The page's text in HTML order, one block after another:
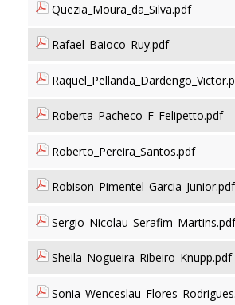
Quezia_Moura_da_Silva.pdf
Rafael_Baioco_Ruy.pdf
Roberta_Pacheco_F_Felipetto.pdf
Roberto_Pereira_Santos.pdf
Robison_Pimentel_Garcia_Junior.pdf
Sergio_Nicolau_Serafim_Martins.pdf
Sheila_Nogueira_Ribeiro_Knupp.pdf